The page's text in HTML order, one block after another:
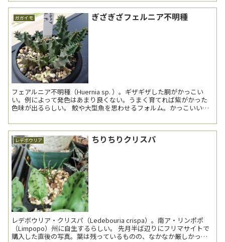
ガガイモ ぎざぎざフェルニア不明種
フェアルニア不明種（Huernia sp. ）。ギザギザした胴がかっこい
い。例によって発色はあまり良くない。うまく育てれば紫がかった
色味が出るらしい。 鮫や大型魚を思わせるフォルム。かっこいいな
レデボウリア ちりちりクリスパ
レデボウリア・クリスパ（Ledebouria crispa）。南ア・リンポポ
（Limpopo）州に自生するらしい。 先月半ば辺りにフリマサイトで
購入した直後の写真。葉は残っているものの、なかなか厳しかっ